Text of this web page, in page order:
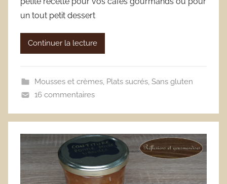
un tout petit dessert
Continuer la lecture
Mousses et crèmes, Plats sucrés, Sans gluten
16 commentaires